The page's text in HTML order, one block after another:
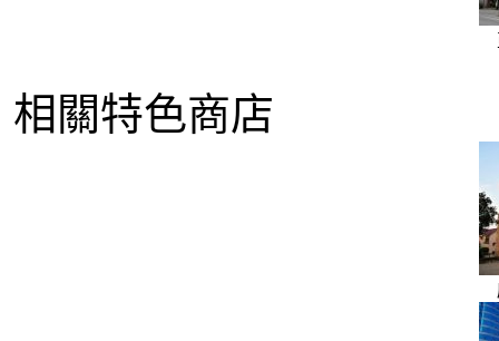
相關特色商店